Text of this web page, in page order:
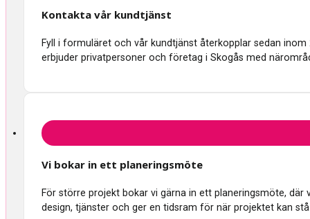
Kontakta vår kundtjänst
Fyll i formuläret och vår kundtjänst återkopplar sedan
erbjuder privatpersoner och företag i Skogås med
Vi bokar in ett planeringsmöte
För större projekt bokar vi gärna in ett planeringsmöte,
design, tjänster och ger en tidsram för när projektet kan